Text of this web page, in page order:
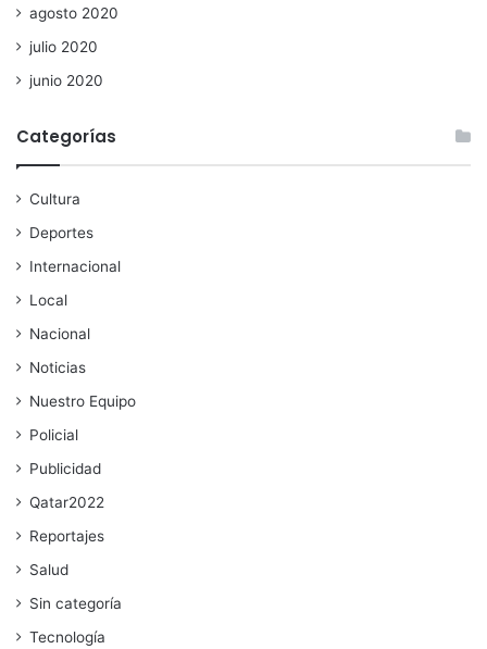
agosto 2020
julio 2020
junio 2020
Categorías
Cultura
Deportes
Internacional
Local
Nacional
Noticias
Nuestro Equipo
Policial
Publicidad
Qatar2022
Reportajes
Salud
Sin categoría
Tecnología